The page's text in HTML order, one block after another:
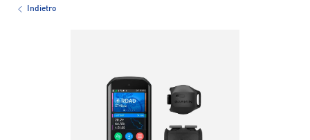
Indietro